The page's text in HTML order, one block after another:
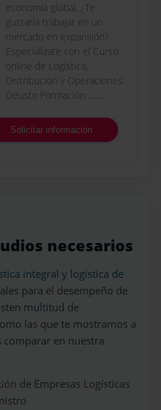
economía global. ¿Te
gustaría trabajar en un
mercado en expansión?
Especialízate con el Curso
online de Logística,
Distribución y Operaciones.
Deusto Formación... ....
Solicitar información
necesarios
integral y logistica de
para el desempeño de
multitud de
las que te mostramos a
en nuestra
de Empresas Logísticas